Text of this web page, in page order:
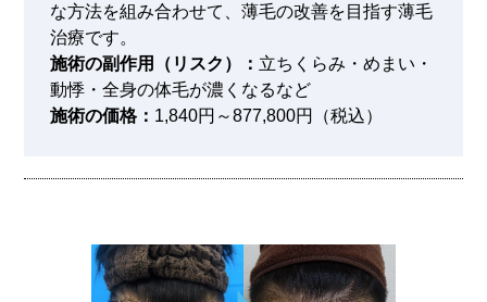
な方法を組み合わせて、薄毛の改善を目指す薄毛
治療です。
施術の副作用（リスク）： 立ちくらみ・めまい・
動悸・全身の体毛が濃くなるなど
施術の価格： 1,840円～877,800円（税込）